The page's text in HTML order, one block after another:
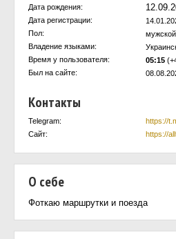
Дата рождения:
Дата регистрации:
Пол:
мужской
Владение языками:
Время у пользователя:
05:15
Был на сайте:
Контакты
Telegram:
https://
Сайт:
https://
О себе
Фоткаю маршрутки и поезда